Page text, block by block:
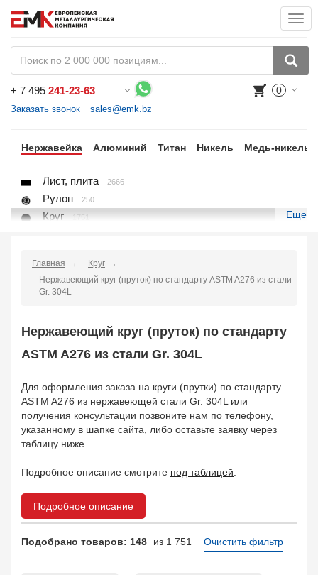
+ 7 495 241-23-63
Заказать звонок sales@emk.bz
0
Нержавейка Алюминий Титан Никель Медь-никель
Лист, плита 2666
Рулон 250
Круг 1751
Шестигранник
Проволока
Балка тавровая 133
Швеллер 95
Заказать в 1 клик
Еще
Главная
Круг
Нержавеющий круг (пруток) по стандарту ASTM A276 из стали
Gr. 304L
Нержавеющий круг (пруток) по стандарту
ASTM A276 из стали Gr. 304L
Для оформления заказа на круги (прутки) по стандарту
ASTM A276 из нержавеющей стали Gr. 304L или
получения консультации позвоните нам по телефону,
указанному в шапке сайта, либо оставьте заявку через
таблицу ниже.
Подробное описание смотрите под таблицей
Подробное описание
Подобрано товаров: 148 из 1 751 Очистить фильтр